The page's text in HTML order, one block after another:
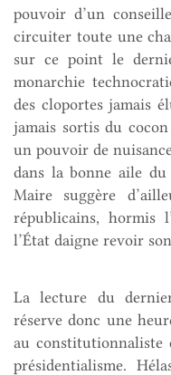
pouvoir d’un
circuiter toute une
sur ce point le
monarchie
des cloportes jamais
jamais sortis du
un pouvoir de
dans la bonne aile
Maire suggère
républicains, hormis
l’État daigne revoir
La lecture du
réserve donc une
au constitutionnaliste
présidentialisme.